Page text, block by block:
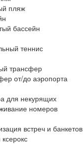
пляж
бассейн
теннис
трансфер
от/до аэропорта
для некурящих
номеров
встреч и банкетов